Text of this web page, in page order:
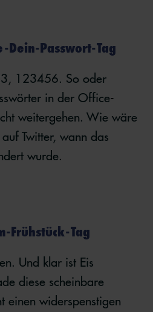
Dein-Passwort-Tag
123456. So oder
in der Office-
weitergehen. Wie wäre
Twitter, wann das
wurde.
Frühstück-Tag
Und klar ist Eis
diese scheinbare
einen widerspenstigen